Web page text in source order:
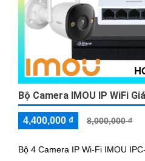
Bộ Camera IMOU IP WiFi
4,400,000 ₫ 8,000,000 ₫
Bộ 4 Camera IP Wi-Fi IMOU